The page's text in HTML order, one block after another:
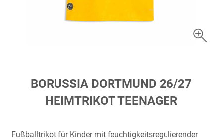
AnfangBORUSSIA DORTMUND 26/27
HEIMTRIKOT TEENAGER
Fußballtrikot für Kinder mit feuchtigkeitsregulierender